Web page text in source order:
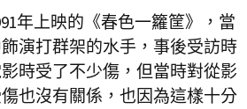
年上映的《春色一籮筐》，當
演打群架的水手，事後受訪時
時受了不少傷，但當時對從影
也沒有關係，也因為這樣十分